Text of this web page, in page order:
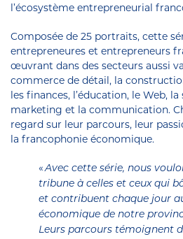
l’écosystème entrepreneurial
Composée de 25 portraits, cette
entrepreneures et entrepreneurs
œuvrant dans des secteurs aussi
commerce de détail, la
les finances, l’éducation, le Web,
marketing et la communication.
regard sur leur parcours, leur
la francophonie économique.
« Avec cette série, nous
tribune à celles et ceux qui b
et contribuent chaque jour
économique de notre
Leurs parcours témoignent